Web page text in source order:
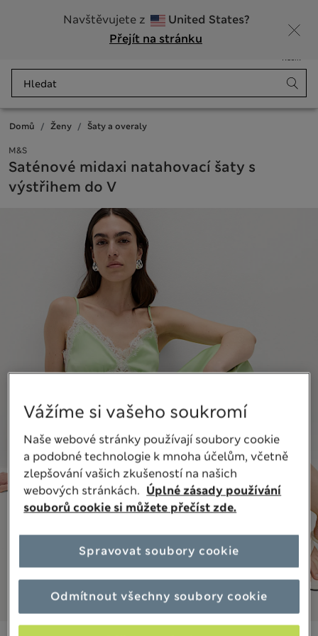
Navštěvujete z
United States?
Přejít na stránku
Košík
Domů Ženy Šaty a overaly
M&S
Saténové midaxi natahovací šaty s
výstřihem do V
Vážíme si vašeho soukromí
Naše webové stránky používají soubory cookie
a podobné technologie k mnoha účelům, včetně
zlepšování vašich zkušeností na našich
webových stránkách. Úplné zásady používání
souborů cookie si můžete přečíst zde.
Odmítnout všechny soubory cookie
Spravovat soubory cookie